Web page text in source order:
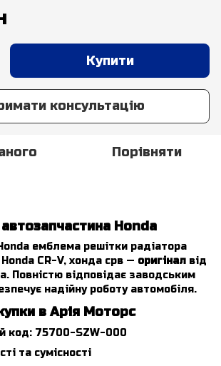
Купити
консультацію
Порівняти
Honda
емблема решітки радіатора
CR-V, хонда срв — оригінал від
Повністю відповідає заводським
надійну роботу автомобіля.
в Арія Моторс
код: 75700-SZW-000
та сумісності